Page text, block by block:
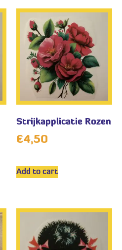
Strijkapplicatie Rozen
€4,50
Add to cart